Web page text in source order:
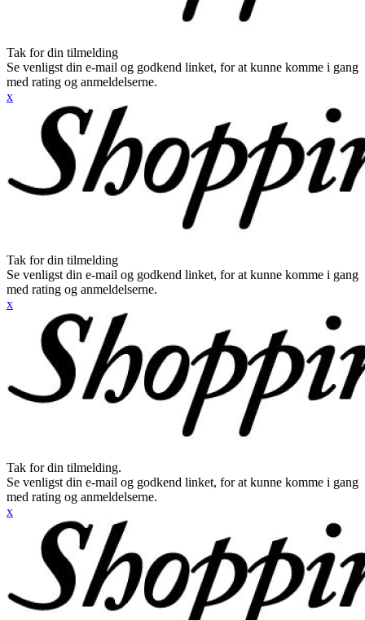
Tak for din tilmelding
Se venligst din e-mail og godkend linket, for at kunne komme i gang
med rating og anmeldelserne.
x
Tak for din tilmelding
Se venligst din e-mail og godkend linket, for at kunne komme i gang
med rating og anmeldelserne.
x
Tak for din tilmelding.
Se venligst din e-mail og godkend linket, for at kunne komme i gang
med rating og anmeldelserne.
x